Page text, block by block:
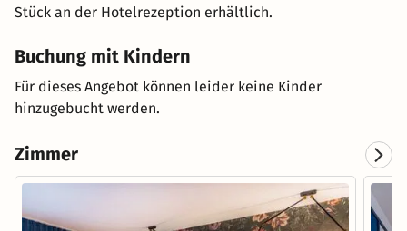
Stück an der Hotelrezeption erhältlich.
Buchung mit Kindern
Für dieses Angebot können leider keine Kinder
hinzugebucht werden.
Zimmer